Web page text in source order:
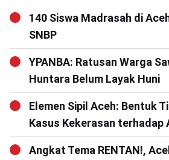
140 Siswa Madrasah di
SNBP
YPANBA: Ratusan Warga
Huntara Belum Layak Huni
Elemen Sipil Aceh: Bentuk
Kasus Kekerasan terhadap
Angkat Tema RENTAN!,